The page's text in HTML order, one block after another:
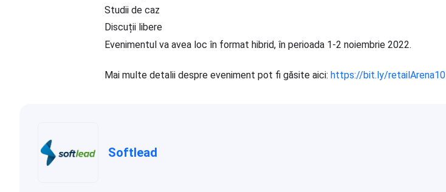
Studii de caz
Discuții libere
Evenimentul va avea loc în format hibrid, în perioada 1-2 noiembrie 2022.
Mai multe detalii despre eveniment pot fi găsite aici: https://bit.ly/retailArena10
Softlead